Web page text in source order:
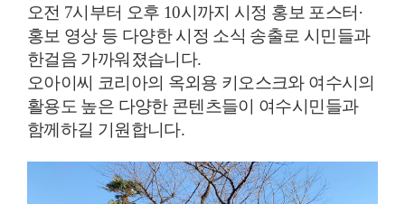
오전 7시부터 오후 10시까지 시정 홍보 포스터 ·
홍보 영상 등 다양한 시정 소식 송출로 시민들과
한걸음 가까워졌습니다.
오아이씨 코리아의 옥외용 키오스크와 여수시의
활용도 높은 다양한 콘텐츠들이 여수시민들과
함께하길 기원합니다.